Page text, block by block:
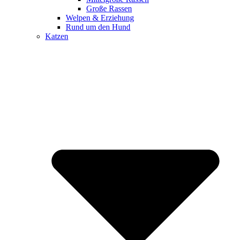
Große Rassen
Welpen & Erziehung
Rund um den Hund
Katzen